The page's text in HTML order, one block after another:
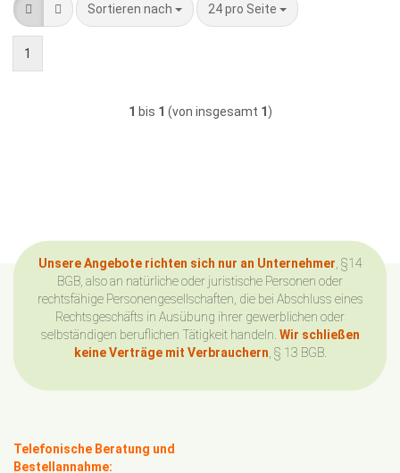
Sortieren nach
Sortieren nach 24 pro Seite
pro Seite
1
1 bis 1 (von insgesamt 1 )
Unsere Angebote richten sich nur an Unternehmer , §14
BGB, also an natürliche oder juristische Personen oder
rechtsfähige Personengesellschaften, die bei Abschluss eines
Rechtsgeschäfts in Ausübung ihrer gewerblichen oder
selbständigen beruflichen Tätigkeit handeln. Wir schließen
keine Verträge mit Verbrauchern , § 13 BGB.
Telefonische Beratung und
Bestellannahme: